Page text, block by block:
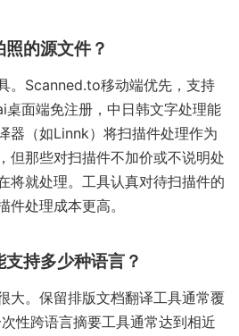
的源文件？
。Scanned.to移动端优先，支持
桌面端免注册，中日韩文字处理能
器（如Linnk）将扫描件处理作为
但那些对扫描件不加价或不说明处
将就处理。工具认真对待扫描件的
件处理成本更高。
持多少种语言？
大。保留排版文档翻译工具通常覆
性跨语言摘要工具通常达到相近